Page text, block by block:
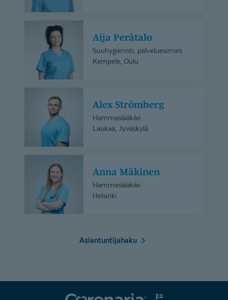
Perätalo
Aija Perätalo
Suuhygienisti, palveluesimies
Kempele, Oulu
Strömberg
Alex Strömberg
Hammaslääkäri
Laukaa, Jyväskylä
Mäkinen
Anna Mäkinen
Hammaslääkäri
Helsinki
Asiantuntijahaku